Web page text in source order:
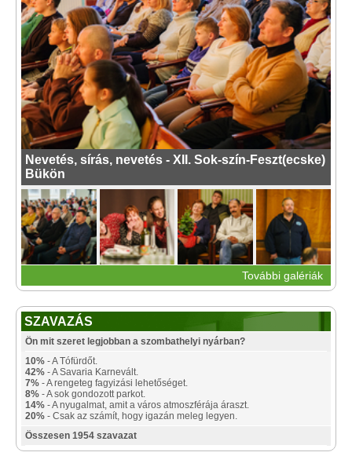
Nevetés, sírás, nevetés - XII. Sok-szín-Feszt(ecske)
Bükön
További galériák
SZAVAZÁS
Ön mit szeret legjobban a szombathelyi nyárban?
10% - A Tófürdőt.
42% - A Savaria Karnevált.
7% - A rengeteg fagyizási lehetőséget.
8% - A sok gondozott parkot.
14% - A nyugalmat, amit a város atmoszférája áraszt.
20% - Csak az számít, hogy igazán meleg legyen.
Összesen 1954 szavazat